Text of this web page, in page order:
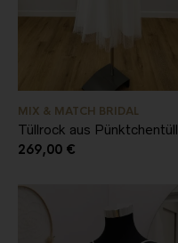
MIX & MATCH BRIDAL
Tüllrock aus Pünktchentüll
269,00 €